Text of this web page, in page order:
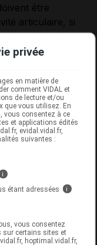
être
articulaire, si
Il faut éviter les
et dans les
l'emploi de
femme enceinte
inflammatoires
ou la
d'Ostenil n'est
ou
après
n'est plus
privée
en matière de
comment VIDAL et
de lecture et/ou
que vous utilisez. En
vous consentez à ce
et applications édités
evidal.vidal.fr,
suivantes :
i
étant adressées i
vous consentez
sur certains sites et
hoptimal.vidal.fr,